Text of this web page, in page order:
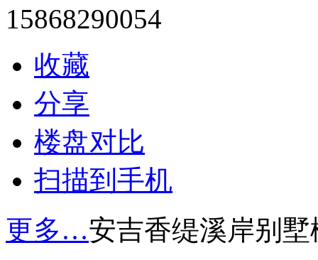
15868290054
收藏
分享
楼盘对比
扫描到手机
更多…安吉香缇溪岸别